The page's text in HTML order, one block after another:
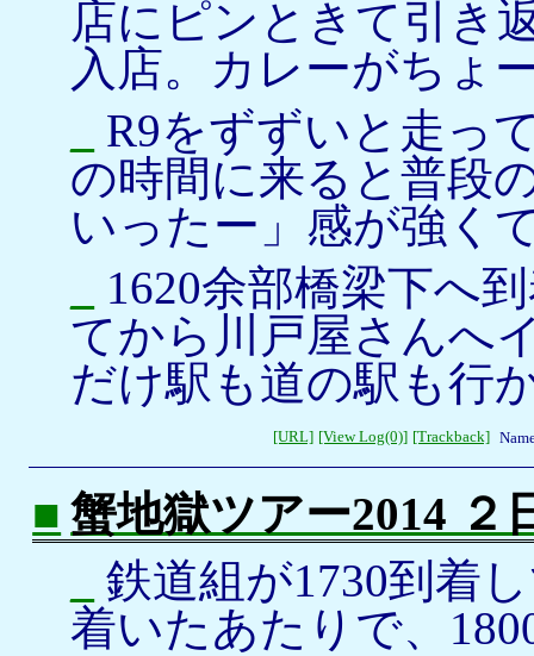
店にピンときて引き
入店。カレーがちょ
R9をずずいと走っ
の時間に来ると普段
いったー」感が強く
1620余部橋梁下へ
てから川戸屋さんへ
だけ駅も道の駅も行
[URL] [View Log(0)] [Trackback]
■ 蟹地獄ツアー2014 ２
鉄道組が1730到着
着いたあたりで、